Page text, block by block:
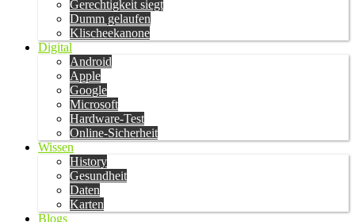
Gerechtigkeit siegt
Dumm gelaufen
Klischeekanone
Digital
Android
Apple
Google
Microsoft
Hardware-Test
Online-Sicherheit
Wissen
History
Gesundheit
Daten
Karten
Blogs